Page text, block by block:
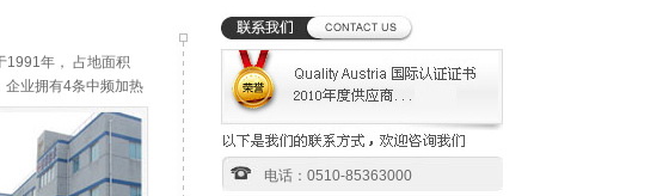
1991年， 占地面积
业拥有4条中频加热
电话：0510-85363000